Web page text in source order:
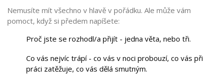
Nemusíte mít všechno v hlavě v pořádku. Ale může vám
pomoct, když si předem napíšete:
Proč jste se rozhodl/a přijít - jedna věta, nebo tři.
Co vás nejvíc trápí - co vás v noci probouzí, co vás při
práci zatěžuje, co vás dělá smutným.